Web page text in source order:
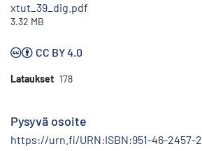
xtut_39_dig.pdf
3.32 MB
CC BY 4.0
Lataukset 178
Pysyvä osoite
https://urn.fi/URN:ISBN:951-46-2457-2